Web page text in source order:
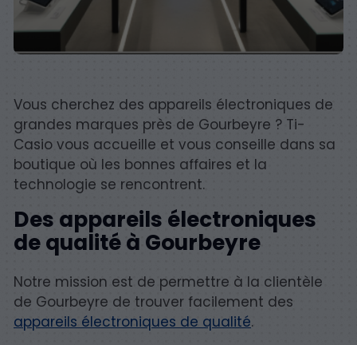
Vous cherchez des appareils électroniques de
grandes marques près de Gourbeyre ? Ti-
Casio vous accueille et vous conseille dans sa
boutique où les bonnes affaires et la
technologie se rencontrent.
Des appareils électroniques
de qualité à Gourbeyre
Notre mission est de permettre à la clientèle
de Gourbeyre de trouver facilement des
appareils électroniques de qualité.